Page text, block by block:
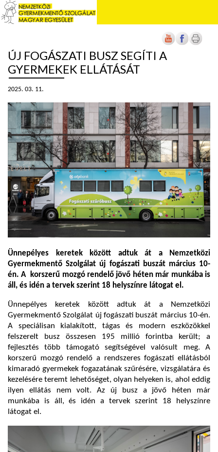
ÚJ FOGÁSZATI BUSZ SEGÍTI A
GYERMEKEK ELLÁTÁSÁT
2025. 03. 11.
Ünnepélyes keretek között adtuk át a Nemzetközi
Gyermekmentő Szolgálat új fogászati buszát március 10-
én.A korszerű mozgó rendelő jövő héten már munkába is
áll, és idén a tervek szerint 18 helyszínre látogat el.
Ünnepélyes keretek között adtuk át a Nemzetközi
Gyermekmentő Szolgálat új fogászati buszát március 10-én.
A speciálisan kialakított, tágas és modern eszközökkel
felszerelt busz összesen 195 millió forintba került; a
fejlesztés több támogató segítségével valósult meg. A
korszerű mozgó rendelő a rendszeres fogászati ellátásból
kimaradó gyermekek fogazatának szűrésére, vizsgálatára és
kezelésére teremt lehetőséget, olyan helyeken is, ahol eddig
ilyen ellátás nem volt. Az új busz a jövő héten már
munkába is áll, és idén a tervek szerint 18 helyszínre
látogat el.